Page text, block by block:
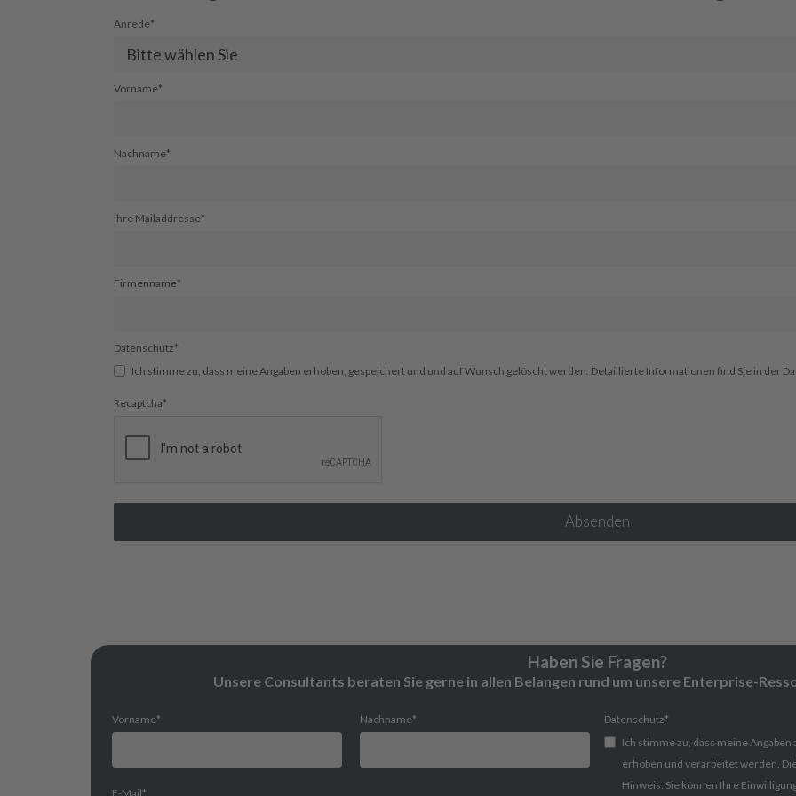
Anrede*
Vorname*
Nachname*
Ihre Mailaddresse*
Firmenname*
Datenschutz*
Ich stimme zu, dass meine Angaben erhoben, gespeichert und und auf Wunsch gelöscht werden.
Recaptcha*
Haben Sie Fragen?
Unsere Consultants beraten Sie gerne in allen Belangen rund um unsere Enterprise-
Vorname* Nachname*
E-Mail*
Datenschutz*
Ich stimme zu, dass meine
erhoben und verarbeitet werden.
Hinweis: Sie können Ihre